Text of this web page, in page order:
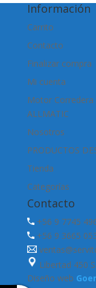
Información
Carrito
Contacto
Finalizar compra
Mi cuenta
Motor Corredera
ALLMATIC
Nosotros
PRODUCTOS
Tienda
Categorías
Contacto
+56 9 7745
+56 9 3665
Libertad 450
Diseño web